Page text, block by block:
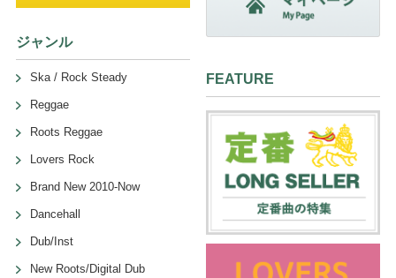
ジャンル
Ska / Rock Steady
Reggae
Roots Reggae
Lovers Rock
Brand New 2010-Now
Dancehall
Dub/Inst
New Roots/Digital Dub
FEATURE